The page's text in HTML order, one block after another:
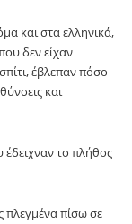
και στα ελληνικά,
δεν είχαν
έβλεπαν πόσο
και
το πλήθος
πλεγμένα πίσω σε